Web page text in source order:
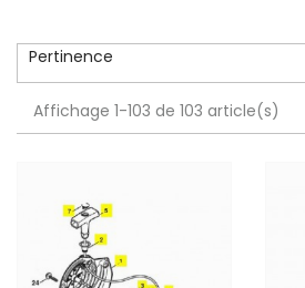
Pertinence
Affichage 1-103 de 103 article(s)